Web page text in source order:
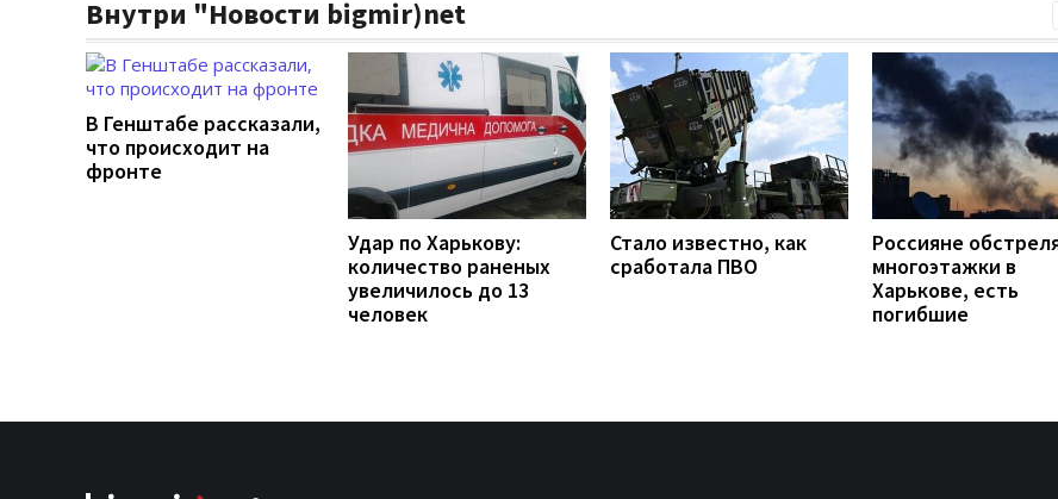
Внутри "Новости bigmir)net
В Генштабе рассказали,
что происходит на
фронте
Удар по Харькову:
количество раненых
увеличилось до 13
человек
Стало известно, как
сработала ПВО
Россияне
многоэтажки в
Харькове, есть
погибшие